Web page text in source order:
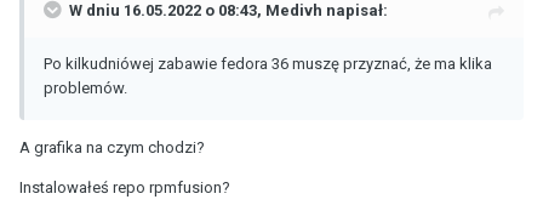
W dniu 16.05.2022 o 08:43, Medivh napisał:
Po kilkudniówej zabawie fedora 36 muszę przyznać, że ma klika
problemów.
A grafika na czym chodzi?
Instalowałeś repo rpmfusion?